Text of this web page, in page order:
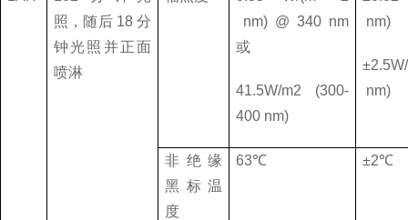
照，随后 18分
钟光照并正面
喷淋
nm) @ 340 nm
或
41.5W/m2 (300-
400 nm)
nm)
±
nm)
非绝缘
黑标温
度
63℃ ±2℃